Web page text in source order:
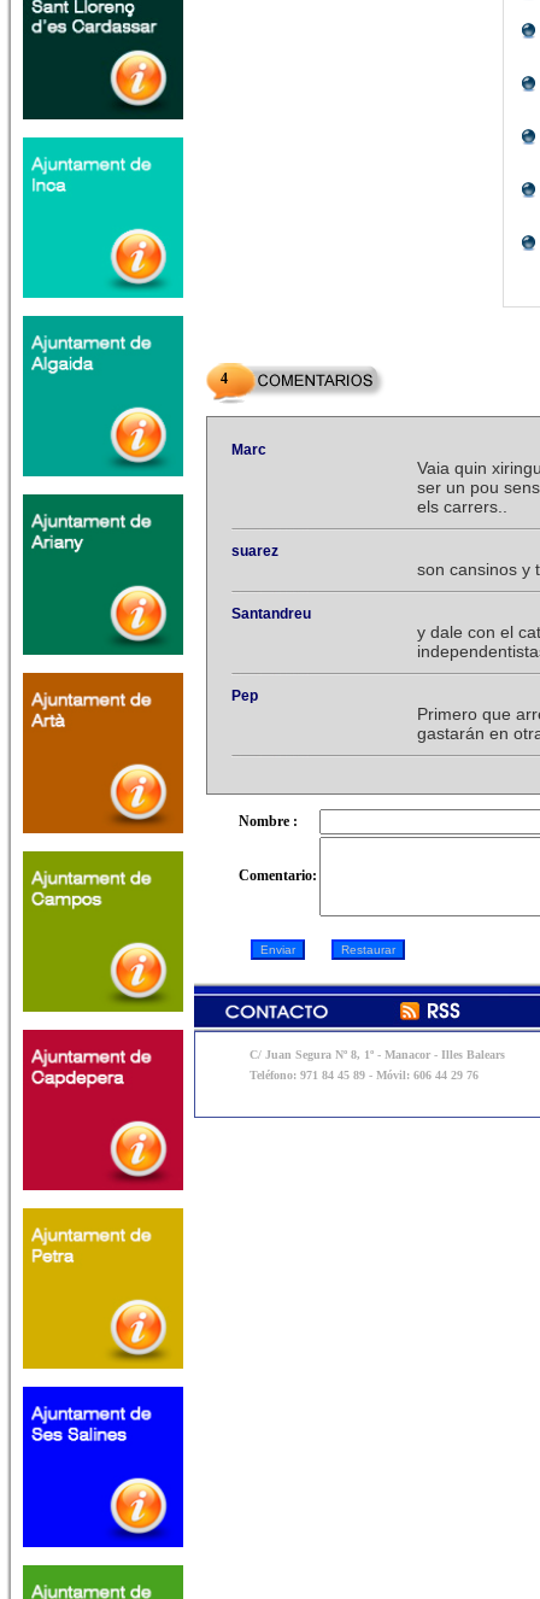
4
Marc
Vaia quin
ser un pou
els carrers..
suarez
son cansinos y
Santandreu
y dale con el
Pep
Primero que
gastarán en
Nombre :
Comentario:
C/ Juan Segura Nº 8, 1º - Manacor - Illes Balears
Teléfono: 971 84 45 89 - Móvil: 606 44 29 76